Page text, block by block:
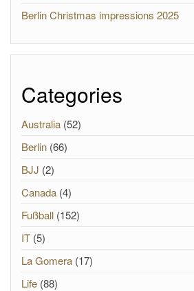
Berlin Christmas impressions 2025
Categories
Australia (52)
Berlin (66)
BJJ (2)
Canada (4)
Fußball (152)
IT (5)
La Gomera (17)
Life (88)